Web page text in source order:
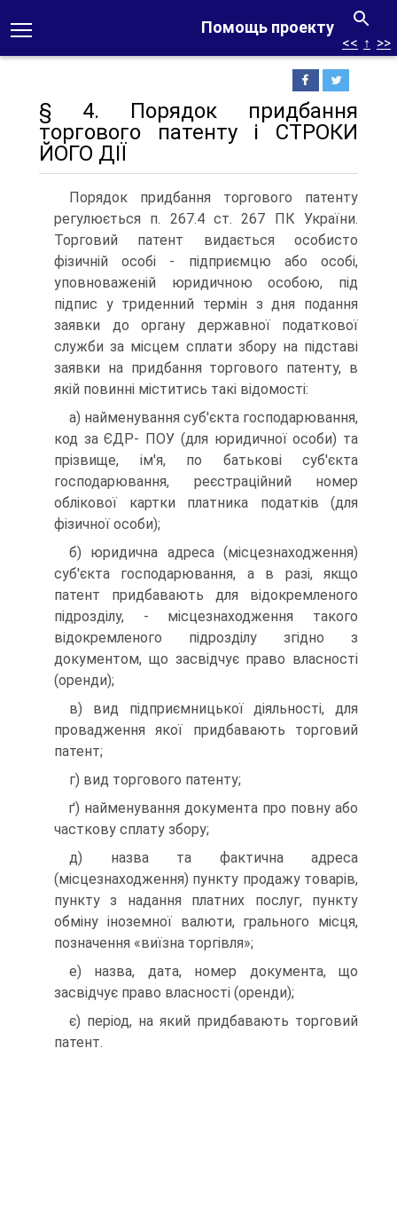
Помощь проекту
<< ↑ >>
§ 4. Порядок придбання
торгового патенту і СТРОКИ
ЙОГО ДІЇ
Порядок придбання торгового патенту
регулюється п. 267.4 ст. 267 ПК України.
Торговий патент видається особисто
фізичній особі - підприємцю або особі,
уповнова­женій юридичною особою, під
підпис у триденний термін з дня подання
заявки до органу державної податкової
служби за місцем сплати збору на підставі
заявки на придбання то­ргового патенту, в
якій повинні міститись такі відомості:
а) найменування суб'єкта господарювання,
код за ЄДР- ПОУ (для юридичної особи) та
прізвище, ім'я, по батькові суб'єкта
господарювання, реєстраційний номер
облікової картки платника податків (для
фізичної особи);
б) юридична адреса (місцезнаходження)
суб'єкта госпо­дарювання, а в разі, якщо
патент придбавають для відо­кремленого
підрозділу, - місцезнаходження такого
відокре­мленого підрозділу згідно з
документом, що засвідчує право власності
(оренди);
в) вид підприємницької діяльності, для
провадження якої придбавають торговий
патент;
г) вид торгового патенту;
ґ) найменування документа про повну або
часткову сплату збору;
д) назва та фактична адреса
(місцезнаходження) пункту продажу товарів,
пункту з надання платних послуг, пункту
обміну іноземної валюти, грального місця,
позначення «виїз­на торгівля»;
е) назва, дата, номер документа, що
засвідчує право власності (оренди);
є) період, на який придбавають торговий
патент.